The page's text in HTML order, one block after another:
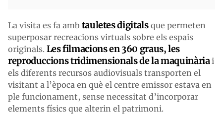
La visita es fa amb tauletes digitalsque permeten
superposar recreacions virtuals sobre els espais
originals. Les filmacions en 360 graus, les
reproduccions tridimensionals de la maquinàriai
els diferents recursos audiovisuals transporten el
visitant a l’època en què el centre emissor estava en
ple funcionament, sense necessitat d’incorporar
elements físics que alterin el patrimoni.